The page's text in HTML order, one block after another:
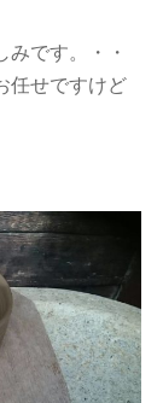
みです。・・
任せですけど